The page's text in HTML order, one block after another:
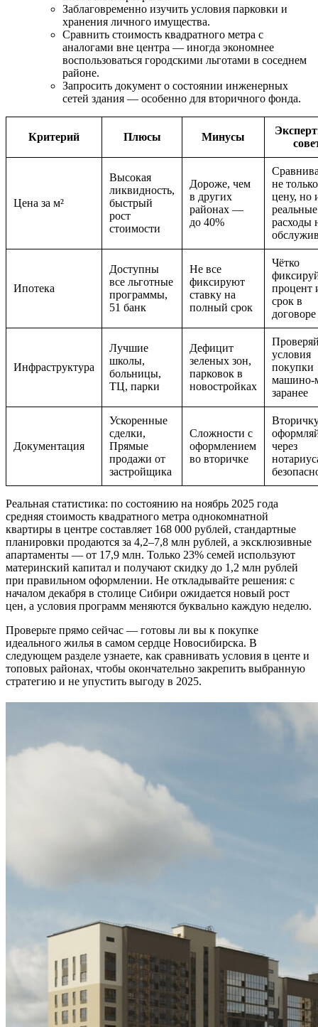
Заблаговременно изучить условия парковки и
хранения личного имущества.
Сравнить стоимость квадратного метра с
аналогами вне центра — иногда экономнее
воспользоваться городскими льготами в соседнем
районе.
Запросить документ о состоянии инженерных
сетей здания — особенно для вторичного фонда.
Критерий Плюсы Минусы
Цена за м²
Высокая
ликвидность,
быстрый
рост
стоимости
Дороже, чем
в других
районах —
до 40%
не только
цену, но
реальные
расходы
Ипотека
Доступны
все льготные
программы,
51 банк
Не все
фиксируют
ставку на
полный срок
Чётко
процент
срок в
договоре
Инфраструктура
Лучшие
школы,
больницы,
ТЦ, парки
Дефицит
зеленых зон,
парковок в
новостройках
условия
покупки
машино-
заранее
Документация
Ускоренные
сделки,
Прямые
продажи от
застройщика
Сложности с
оформлением
во вторичке
через
Реальная статистика: по состоянию на ноябрь 2025 года
средняя стоимость квадратного метра однокомнатной
квартиры в центре составляет 168 000 рублей, стандартные
планировки продаются за 4,2–7,8 млн рублей, а эксклюзивные
апартаменты — от 17,9 млн. Только 23% семей используют
материнский капитал и получают скидку до 1,2 млн рублей
при правильном оформлении. Не откладывайте решения: с
началом декабря в столице Сибири ожидается новый рост
цен, а условия программ меняются буквально каждую неделю.
Проверьте прямо сейчас — готовы ли вы к покупке
идеального жилья в самом сердце Новосибирска. В
следующем разделе узнаете, как сравнивать условия в центе и
топовых районах, чтобы окончательно закрепить выбранную
стратегию и не упустить выгоду в 2025.